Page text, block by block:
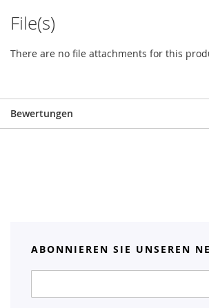
File(s)
There are no file attachments for this
Bewertungen
ABONNIEREN SIE UNSEREN
Newsletter: